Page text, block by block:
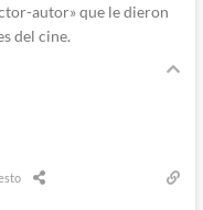
autor» que le dieron
del cine.